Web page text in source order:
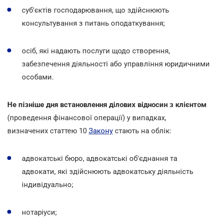
суб'єктів господарювання, що здійснюють
консультування з питань оподаткування;
осіб, які надають послуги щодо створення,
забезпечення діяльності або управління юридичними
особами.
Не пізніше дня встановлення ділових відносин з клієнтом
(проведення фінансової операції) у випадках,
визначених статтею 10 Закону стають на облік:
адвокатські бюро, адвокатські об'єднання та
адвокати, які здійснюють адвокатську діяльність
індивідуально;
нотаріуси;